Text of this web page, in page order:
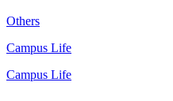
Others
Campus Life
Campus Life